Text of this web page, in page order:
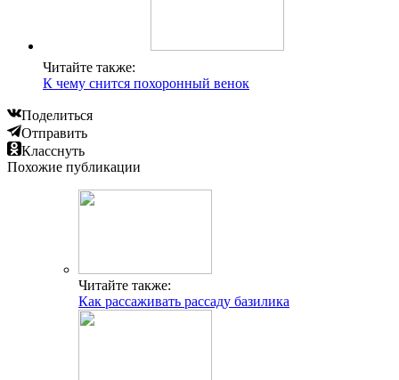
Читайте также:
К чему снится похоронный венок
Поделиться
Отправить
Класснуть
Похожие публикации
Читайте также:
Как рассаживать рассаду базилика